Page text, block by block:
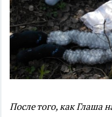
После того, как Глаша